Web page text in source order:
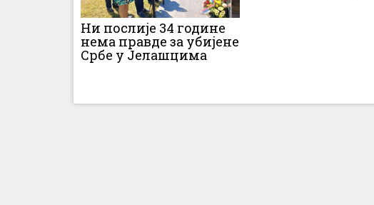
Ни послије 34 године
нема правде за убијене
Србе у Јелашцима